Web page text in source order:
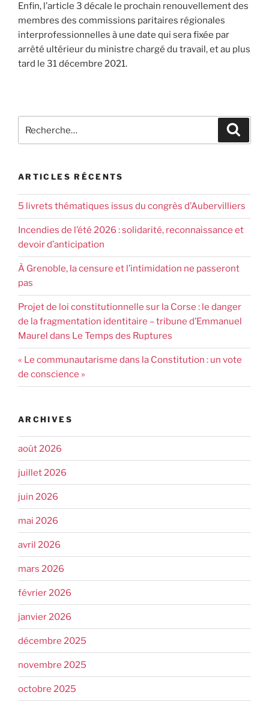
Enfin, l’article 3 décale le prochain renouvellement des
membres des commissions paritaires régionales
interprofessionnelles à une date qui sera fixée par
arrêté ultérieur du ministre chargé du travail, et au plus
tard le 31 décembre 2021.
ARTICLES RÉCENTS
5 livrets thématiques issus du congrès d’Aubervilliers
Incendies de l’été 2026 : solidarité, reconnaissance et
devoir d’anticipation
À Grenoble, la censure et l’intimidation ne passeront
pas
Projet de loi constitutionnelle sur la Corse : le danger
de la fragmentation identitaire – tribune d’Emmanuel
Maurel dans Le Temps des Ruptures
« Le communautarisme dans la Constitution : un vote
de conscience »
ARCHIVES
août 2026
juillet 2026
juin 2026
mai 2026
avril 2026
mars 2026
février 2026
janvier 2026
décembre 2025
novembre 2025
octobre 2025